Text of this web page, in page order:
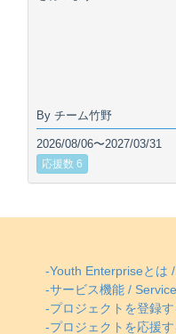
By チーム竹野
2026/08/06〜2027/03/31
応援数 6
-Youth Enterpriseとは
-サービス機能 /
-プロジェクトを登録
-プロジェクトを応援